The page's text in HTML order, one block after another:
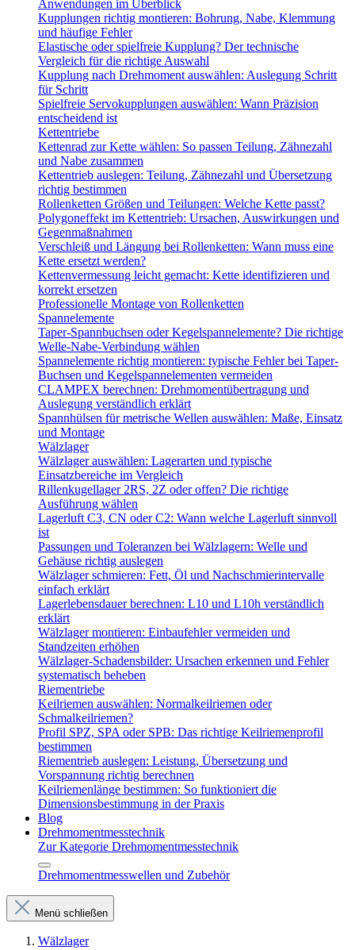
Anwendungen im Überblick
Kupplungen richtig montieren: Bohrung, Nabe, Klemmung
und häufige Fehler
Elastische oder spielfreie Kupplung? Der technische
Vergleich für die richtige Auswahl
Kupplung nach Drehmoment auswählen: Auslegung Schritt
für Schritt
Spielfreie Servokupplungen auswählen: Wann Präzision
entscheidend ist
Kettentriebe
Kettenrad zur Kette wählen: So passen Teilung, Zähnezahl
und Nabe zusammen
Kettentrieb auslegen: Teilung, Zähnezahl und Übersetzung
richtig bestimmen
Rollenketten Größen und Teilungen: Welche Kette passt?
Polygoneffekt im Kettentrieb: Ursachen, Auswirkungen und
Gegenmaßnahmen
Verschleiß und Längung bei Rollenketten: Wann muss eine
Kette ersetzt werden?
Kettenvermessung leicht gemacht: Kette identifizieren und
korrekt ersetzen
Professionelle Montage von Rollenketten
Spannelemente
Taper-Spannbuchsen oder Kegelspannelemente? Die richtige
Welle-Nabe-Verbindung wählen
Spannelemente richtig montieren: typische Fehler bei Taper-
Buchsen und Kegelspannelementen vermeiden
CLAMPEX berechnen: Drehmomentübertragung und
Auslegung verständlich erklärt
Spannhülsen für metrische Wellen auswählen: Maße, Einsatz
und Montage
Wälzlager
Wälzlager auswählen: Lagerarten und typische
Einsatzbereiche im Vergleich
Rillenkugellager 2RS, 2Z oder offen? Die richtige
Ausführung wählen
Lagerluft C3, CN oder C2: Wann welche Lagerluft sinnvoll
ist
Passungen und Toleranzen bei Wälzlagern: Welle und
Gehäuse richtig auslegen
Wälzlager schmieren: Fett, Öl und Nachschmierintervalle
einfach erklärt
Lagerlebensdauer berechnen: L10 und L10h verständlich
erklärt
Wälzlager montieren: Einbaufehler vermeiden und
Standzeiten erhöhen
Wälzlager-Schadensbilder: Ursachen erkennen und Fehler
systematisch beheben
Riementriebe
Keilriemen auswählen: Normalkeilriemen oder
Schmalkeilriemen?
Profil SPZ, SPA oder SPB: Das richtige Keilriemenprofil
bestimmen
Riementrieb auslegen: Leistung, Übersetzung und
Vorspannung richtig berechnen
Keilriemenlänge bestimmen: So funktioniert die
Dimensionsbestimmung in der Praxis
Blog
Drehmomentmesstechnik
Zur Kategorie Drehmomentmesstechnik
Drehmomentmesswellen und Zubehör
Menü schließen
Wälzlager